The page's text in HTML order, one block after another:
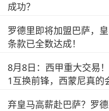
成功？
罗德里即将加盟巴萨，
条款已全数达成！
8月8日：西甲重大交易
1互换前锋，西蒙尼真的
弃皇马高薪赴巴萨？罗